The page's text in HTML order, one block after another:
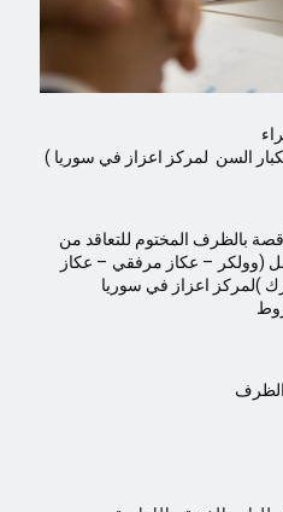
السن لمركز اعزاز في سوريا )
بالظرف المختوم للتعاقد من
(وولكر – عكاز مرفقي – عكاز
اعزاز في سوريا